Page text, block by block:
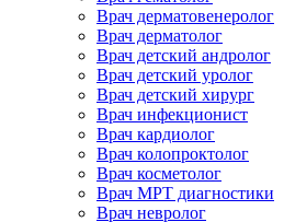
Врач дерматовенеролог
Врач дерматолог
Врач детский андролог
Врач детский уролог
Врач детский хирург
Врач инфекционист
Врач кардиолог
Врач колопроктолог
Врач косметолог
Врач МРТ диагностики
Врач невролог